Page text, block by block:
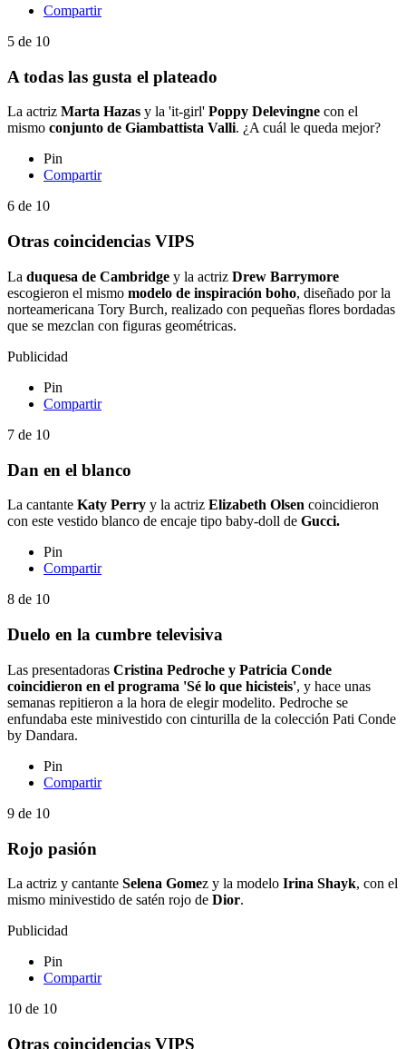
Compartir
5 de 10
A todas las gusta el plateado
La actriz Marta Hazas y la 'it-girl' Poppy Delevingne con el
mismo conjunto de Giambattista Valli. ¿A cuál le queda mejor?
Pin
Compartir
6 de 10
Otras coincidencias VIPS
La duquesa de Cambridge y la actriz Drew Barrymore
escogieron el mismo modelo de inspiración boho, diseñado por la
norteamericana Tory Burch, realizado con pequeñas flores bordadas
que se mezclan con figuras geométricas.
Publicidad
Pin
Compartir
7 de 10
Dan en el blanco
La cantante Katy Perry y la actriz Elizabeth Olsen coincidieron
con este vestido blanco de encaje tipo baby-doll de Gucci.
Pin
Compartir
8 de 10
Duelo en la cumbre televisiva
Las presentadoras Cristina Pedroche y Patricia Conde
coincidieron en el programa 'Sé lo que hicisteis', y hace unas
semanas repitieron a la hora de elegir modelito. Pedroche se
enfundaba este minivestido con cinturilla de la colección Pati Conde
by Dandara.
Pin
Compartir
9 de 10
Rojo pasión
La actriz y cantante Selena Gomez y la modelo Irina Shayk, con el
mismo minivestido de satén rojo de Dior.
Publicidad
Pin
Compartir
10 de 10
Otras coincidencias VIPS